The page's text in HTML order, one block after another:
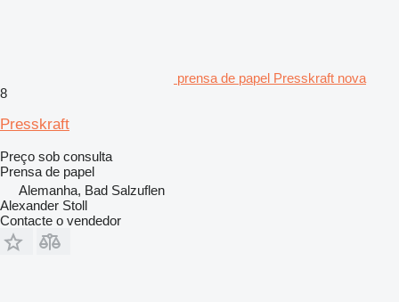
prensa de papel Presskraft nova
8
Presskraft
Preço sob consulta
Prensa de papel
Alemanha, Bad Salzuflen
Alexander Stoll
Contacte o vendedor